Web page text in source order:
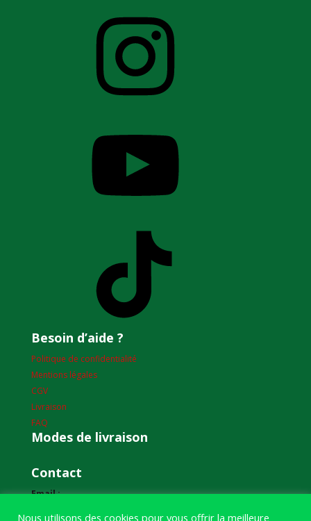
Besoin d’aide ?
Politique de confidentialité
Mentions légales
CGV
Livraison
FAQ
Modes de livraison
Contact
Email :
Nous utilisons des cookies pour vous offrir la meilleure